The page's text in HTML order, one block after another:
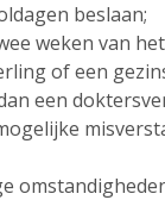
beslaan;
weken van
of een
een